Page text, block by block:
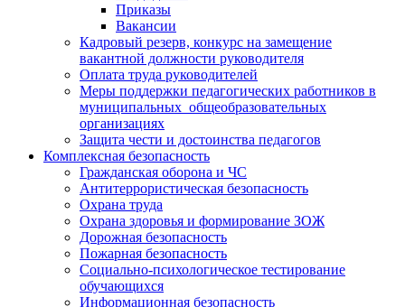
Приказы
Вакансии
Кадровый резерв, конкурс на замещение
вакантной должности руководителя
Оплата труда руководителей
Меры поддержки педагогических работников в
муниципальных общеобразовательных
организациях
Защита чести и достоинства педагогов
Комплексная безопасность
Гражданская оборона и ЧС
Антитеррористическая безопасность
Охрана труда
Охрана здоровья и формирование ЗОЖ
Дорожная безопасность
Пожарная безопасность
Социально-психологическое тестирование
обучающихся
Информационная безопасность